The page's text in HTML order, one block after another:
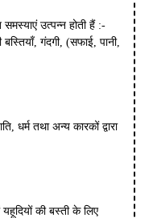
उत्पन्न होती हैं :-
गंदगी, (सफाई, पानी,
धर्म तथा अन्य कारकों द्वारा
की बस्ती के लिए